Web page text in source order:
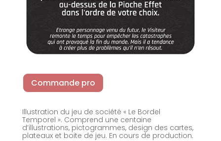
Commande pro
Illustration du jeu de société « Le Bordel
Temporel ». Comprend une centaine
d’illustrations, pictogrammes, design des cartes,
plateaux et boite de jeu. En cours de production.